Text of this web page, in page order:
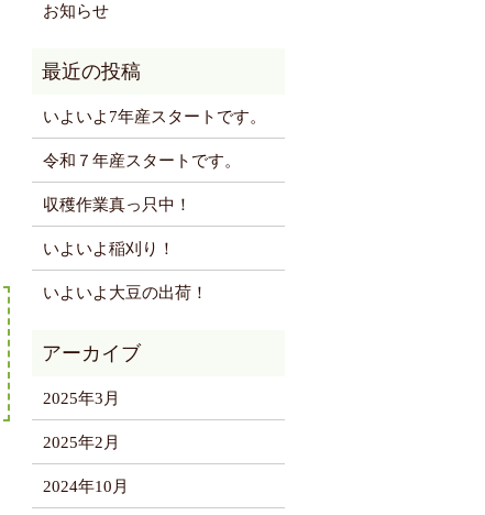
お知らせ
いよいよ7年産スタートです。
令和７年産スタートです。
収穫作業真っ只中！
いよいよ稲刈り！
いよいよ大豆の出荷！
2025年3月
2025年2月
2024年10月